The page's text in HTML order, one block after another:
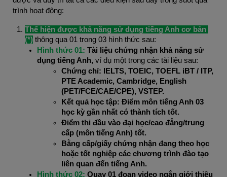
trình hoạt động:
Thể hiện được khả năng sử dụng tiếng Anh cơ bản
(*) thông qua 01 trong 03 hình thức sau:
Hình thức 01: Tài liệu chứng nhận khả năng sử
dụng tiếng Anh, ví dụ một trong các tài liệu sau:
Chứng chỉ: IELTS, TOEIC, TOEFL iBT / ITP,
PTE Academic, Cambridge, English
(PET/FCE/CAE/CPE), VSTEP.
Kết quả học tập: Điểm môn tiếng Anh 03
học kỳ gần nhất có thành tích tốt.
Điểm thi đầu vào đại học/cao đẳng/trung
cấp (môn tiếng Anh) tốt.
Bằng cấp/giấy chứng nhận đang theo học
hoặc tốt nghiệp các chương trình đào tạo
liên quan đến tiếng Anh.
Hình thức 02: Quay 01 đoạn video ngắn giới thiệu